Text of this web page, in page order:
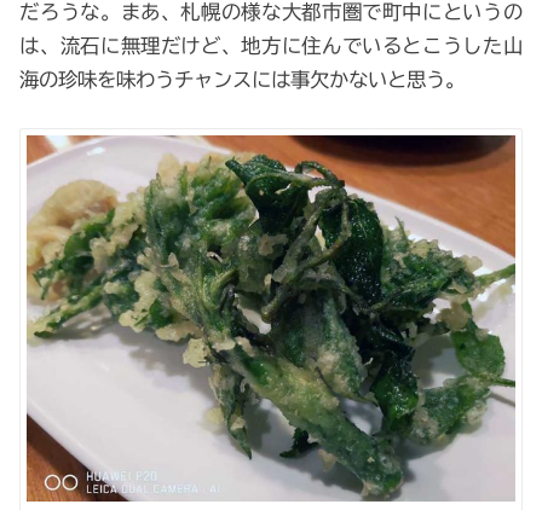
だろうな。まあ、札幌の様な大都市圏で町中にというの
は、流石に無理だけど、地方に住んでいるとこうした山
海の珍味を味わうチャンスには事欠かないと思う。